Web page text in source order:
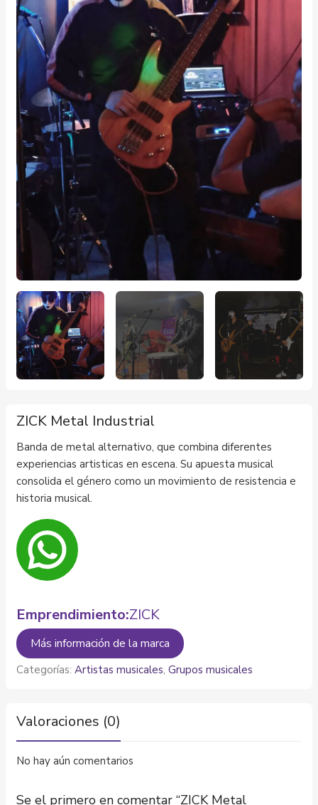
ZICK Metal Industrial
Banda de metal alternativo, que combina diferentes
experiencias artisticas en escena. Su apuesta musical
consolida el género como un movimiento de resistencia e
historia musical.
Emprendimiento:ZICK
Más información de la marca
Categorías: Artistas musicales, Grupos musicales
Valoraciones (0)
No hay aún comentarios
Se el primero en comentar “ZICK Metal